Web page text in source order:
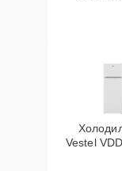
Vestel